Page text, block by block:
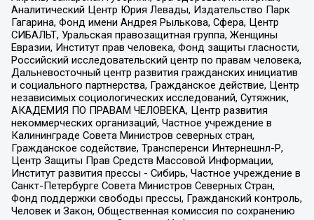
Аналитический Центр Юрия Левады, Издательство Парк
Гагарина, Фонд имени Андрея Рылькова, Сфера, Центр
СИБАЛЬТ, Уральская правозащитная группа, Женщины
Евразии, Институт прав человека, Фонд защиты гласности,
Российский исследовательский центр по правам человека,
Дальневосточный центр развития гражданских инициатив
и социального партнерства, Гражданское действие, Центр
независимых социологических исследований, Сутяжник,
АКАДЕМИЯ ПО ПРАВАМ ЧЕЛОВЕКА, Центр развития
некоммерческих организаций, Частное учреждение в
Калининграде Совета Министров северных стран,
Гражданское содействие, Трансперенси Интернешнл-Р,
Центр Защиты Прав Средств Массовой Информации,
Институт развития прессы - Сибирь, Частное учреждение в
Санкт-Петербурге Совета Министров Северных Стран,
Фонд поддержки свободы прессы, Гражданский контроль,
Человек и Закон, Общественная комиссия по сохранению